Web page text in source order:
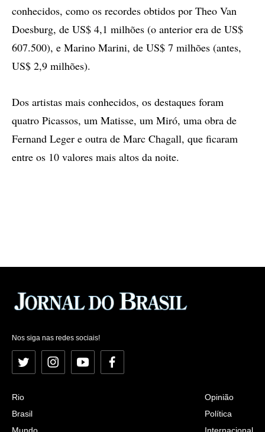
conhecidos, como os recordes obtidos por Theo Van
Doesburg, de US$ 4,1 milhões (o anterior era de US$
607.500), e Marino Marini, de US$ 7 milhões (antes,
US$ 2,9 milhões).
Dos artistas mais conhecidos, os destaques foram
quatro Picassos, um Matisse, um Miró, uma obra de
Fernand Leger e outra de Marc Chagall, que ficaram
entre os 10 valores mais altos da noite.
Nos siga nas redes sociais!
Twitter InstagramYouTubeFacebook
Rio
Brasil
Mundo
Opinião
Política
Internacional